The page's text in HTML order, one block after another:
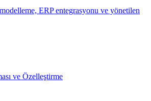
ERP entegrasyonu ve yönetilen
ve Özelleştirme